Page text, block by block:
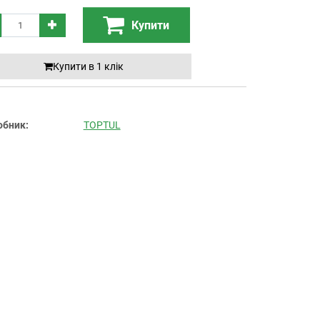
Купити
Купити в 1 клiк
TOPTUL